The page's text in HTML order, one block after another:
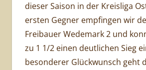
dieser Saison in der Kreisliga
ersten Gegner empfingen wir
Freibauer Wedemark 2 und
zu 1 1/2 einen deutlichen Sieg
besonderer Glückwunsch geht